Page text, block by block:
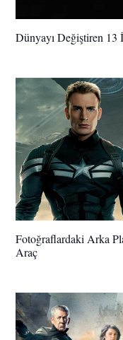
Dünyayı Değiştiren 13
Fotoğraflardaki Arka
Araç